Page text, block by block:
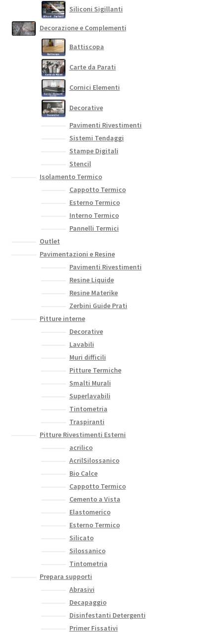
Siliconi Sigillanti
Decorazione e Complementi
Battiscopa
Carte da Parati
Cornici Elementi
Decorative
Pavimenti Rivestimenti
Sistemi Tendaggi
Stampe Digitali
Stencil
Isolamento Termico
Cappotto Termico
Esterno Termico
Interno Termico
Pannelli Termici
Outlet
Pavimentazioni e Resine
Pavimenti Rivestimenti
Resine Liquide
Resine Materike
Zerbini Guide Prati
Pitture interne
Decorative
Lavabili
Muri difficili
Pitture Termiche
Smalti Murali
Superlavabili
Tintometria
Traspiranti
Pitture Rivestimenti Esterni
acrilico
AcrilSilossanico
Bio Calce
Cappotto Termico
Cemento a Vista
Elastomerico
Esterno Termico
Silicato
Silossanico
Tintometria
Prepara supporti
Abrasivi
Decapaggio
Disinfestanti Detergenti
Primer Fissativi